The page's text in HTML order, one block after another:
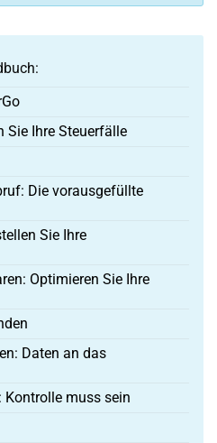
Sie Ihre Steuerfälle
Die vorausgefüllte
Sie Ihre
Optimieren Sie Ihre
Daten an das
Kontrolle muss sein